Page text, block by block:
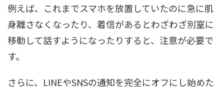
例えば、これまでスマホを放置していたのに急に肌
身離さなくなったり、着信があるとわざわざ別室に
移動して話すようになったりすると、注意が必要で
す。
さらに、LINEやSNSの通知を完全にオフにし始めた